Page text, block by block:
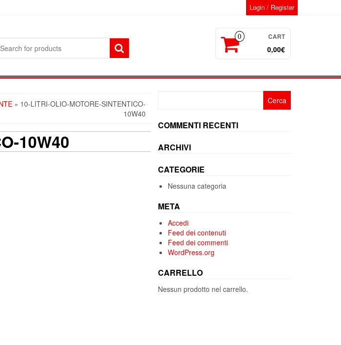
Login / Register
0 CART
0,00€
» 10-LITRI-OLIO-MOTORE-SINTENTICO-
10W40
10W40
COMMENTI RECENTI
ARCHIVI
CATEGORIE
Nessuna categoria
META
Accedi
Feed dei contenuti
Feed dei commenti
WordPress.org
CARRELLO
Nessun prodotto nel carrello.